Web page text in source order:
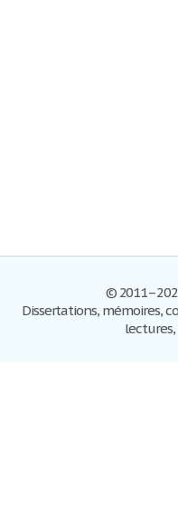
©
Dissertations, mémoires,
lectures,